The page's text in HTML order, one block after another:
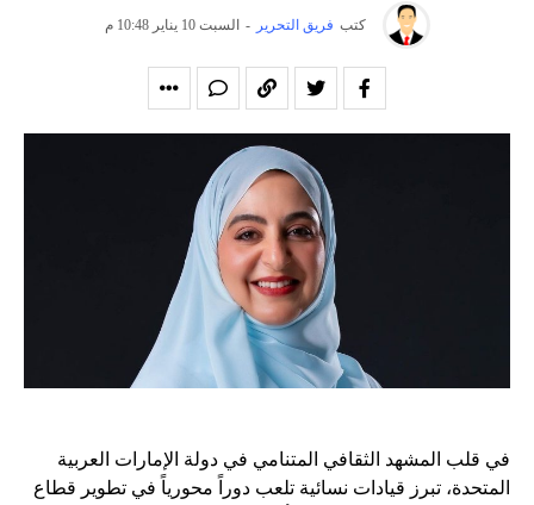
كتب فريق التحرير - السبت 10 يناير 10:48 م
في قلب المشهد الثقافي المتنامي في دولة الإمارات العربية
المتحدة، تبرز قيادات نسائية تلعب دوراً محورياً في تطوير قطاع